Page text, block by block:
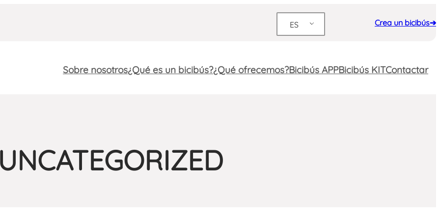
ES Crea un bicibús➔
Sobre nosotros¿Qué es un bicibús?¿Qué ofrecemos?Bicibús APPBicibús KITContactar
UNCATEGORIZED